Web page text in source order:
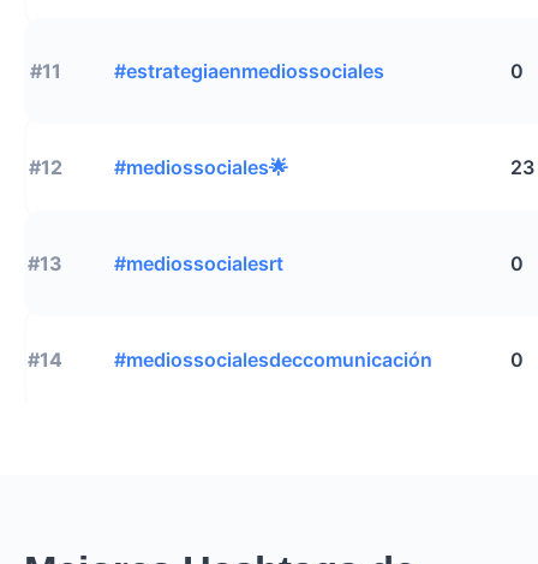
#11 #estrategiaenmediossociales 0
#12 #mediossociales🌟 23
#13 #mediossocialesrt 0
#14 #mediossocialesdeccomunicación 0